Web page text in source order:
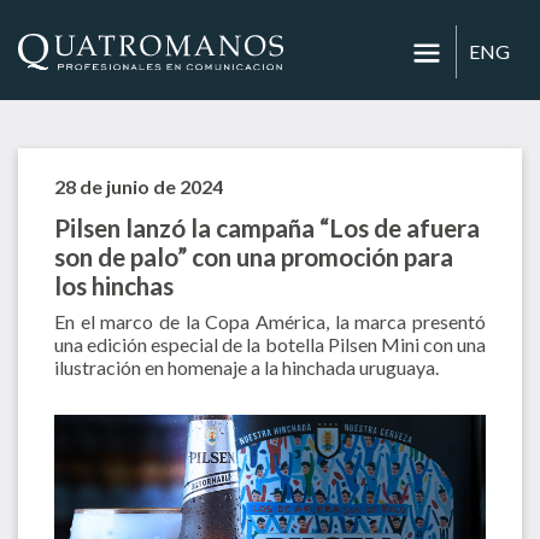
ENG
28 de junio de 2024
Pilsen lanzó la campaña “Los de afuera
son de palo” con una promoción para
los hinchas
En el marco de la Copa América, la marca presentó
una edición especial de la botella Pilsen Mini con una
ilustración en homenaje a la hinchada uruguaya.